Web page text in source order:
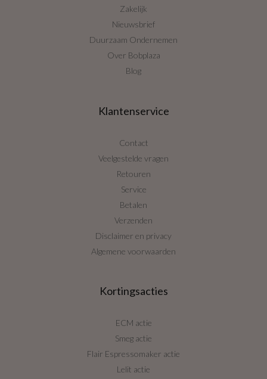
Zakelijk
Nieuwsbrief
Duurzaam Ondernemen
Over Bobplaza
Blog
Klantenservice
Contact
Veelgestelde vragen
Retouren
Service
Betalen
Verzenden
Disclaimer en privacy
Algemene voorwaarden
Kortingsacties
ECM actie
Smeg actie
Flair Espressomaker actie
Lelit actie